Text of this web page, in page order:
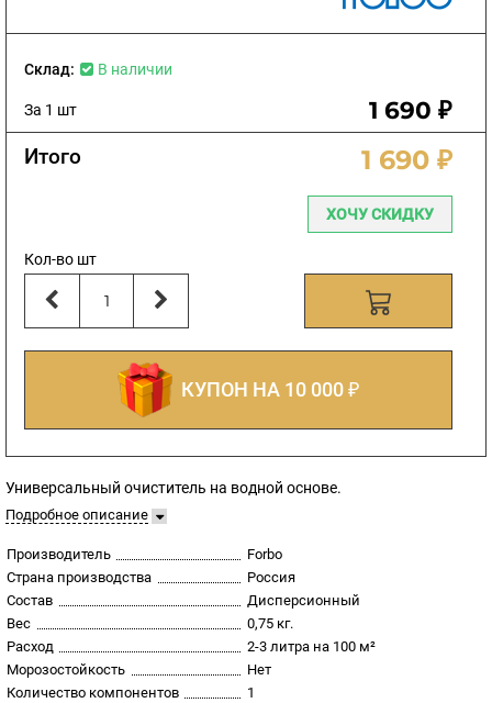
Склад: В наличии
За 1 шт 1 690 ₽
Итого 1 690 ₽
ХОЧУ СКИДКУ
Кол-во шт
КУПОН НА 10 000 ₽
Универсальный очиститель на водной основе.
Подробное описание
Производитель
Forbo
Страна производства
Россия
Состав
Дисперсионный
Вес
0,75 кг.
Расход
2-3 литра на 100 м²
Морозостойкость
Нет
Количество компонентов
1